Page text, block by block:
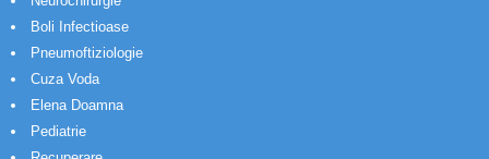
Boli Infectioase
Pneumoftiziologie
Cuza Voda
Elena Doamna
Pediatrie